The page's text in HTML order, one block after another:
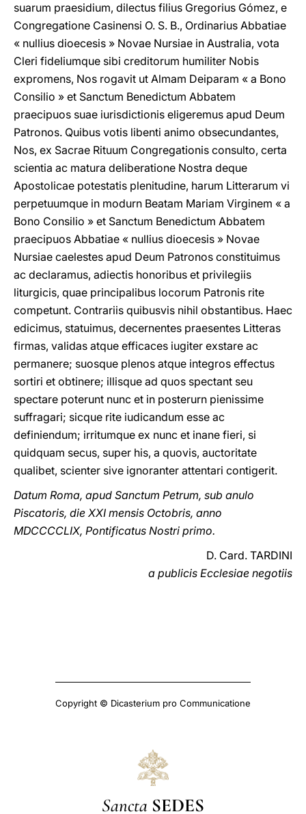
suarum praesidium, dilectus filius Gregorius Gómez, e
Congregatione Casinensi O. S. B., Ordinarius Abbatiae
« nullius dioecesis » Novae Nursiae in Australia, vota
Cleri fideliumque sibi creditorum humiliter Nobis
expromens, Nos rogavit ut Almam Deiparam « a Bono
Consilio » et Sanctum Benedictum Abbatem
praecipuos suae iurisdictionis eligeremus apud Deum
Patronos. Quibus votis libenti animo obsecundantes,
Nos, ex Sacrae Rituum Congregationis consulto, certa
scientia ac matura deliberatione Nostra deque
Apostolicae potestatis plenitudine, harum Litterarum vi
perpetuumque in modurn Beatam Mariam Virginem « a
Bono Consilio » et Sanctum Benedictum Abbatem
praecipuos Abbatiae « nullius dioecesis » Novae
Nursiae caelestes apud Deum Patronos constituimus
ac declaramus, adiectis honoribus et privilegiis
liturgicis, quae principalibus locorum Patronis rite
competunt. Contrariis quibusvis nihil obstantibus. Haec
edicimus, statuimus, decernentes praesentes Litteras
firmas, validas atque efficaces iugiter exstare ac
permanere; suosque plenos atque integros effectus
sortiri et obtinere; illisque ad quos spectant seu
spectare poterunt nunc et in posterurn pienissime
suffragari; sicque rite iudicandum esse ac
definiendum; irritumque ex nunc et inane fieri, si
quidquam secus, super his, a quovis, auctoritate
qualibet, scienter sive ignoranter attentari contigerit.
Datum Roma, apud Sanctum Petrum, sub anulo
Piscatoris, die XXI mensis Octobris, anno
MDCCCCLIX, Pontificatus Nostri primo.
D. Card. TARDINI
a publicis Ecclesiae negotiis
Copyright © Dicasterium pro Communicatione
Sancta SEDES